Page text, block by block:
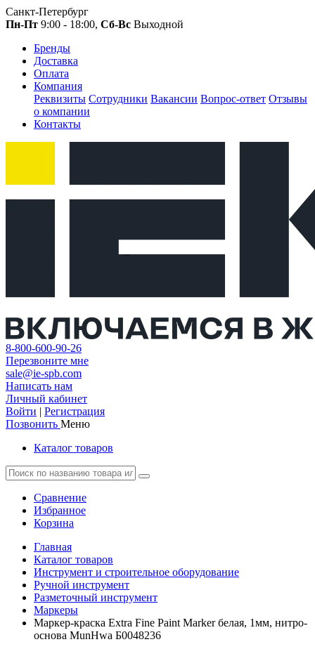
Санкт-Петербург
Пн-Пт 9:00 - 18:00, Сб-Вс Выходной
Бренды
Доставка
Оплата
Компания
Реквизиты Сотрудники Вакансии Вопрос-ответ Отзывы
о компании
Контакты
8-800-600-90-26
Перезвоните мне
sale@ie-spb.com
Написать нам
Личный кабинет
Войти | Регистрация
Позвонить Меню
Каталог товаров
Сравнение
Избранное
Корзина
Главная
Каталог товаров
Инструмент и строительное оборудование
Ручной инструмент
Разметочный инструмент
Маркеры
Маркер-краска Extra Fine Paint Marker белая, 1мм, нитро-
основа MunHwa Б0048236